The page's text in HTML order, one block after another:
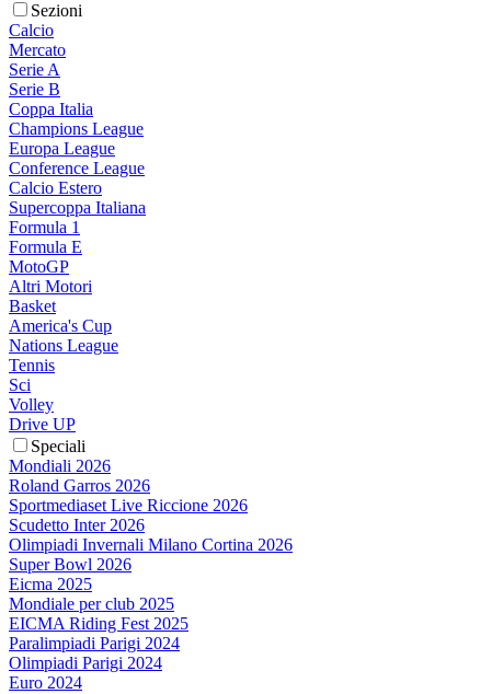
Sezioni
Calcio
Mercato
Serie A
Serie B
Coppa Italia
Champions League
Europa League
Conference League
Calcio Estero
Supercoppa Italiana
Formula 1
Formula E
MotoGP
Altri Motori
Basket
America's Cup
Nations League
Tennis
Sci
Volley
Drive UP
Speciali
Mondiali 2026
Roland Garros 2026
Sportmediaset Live Riccione 2026
Scudetto Inter 2026
Olimpiadi Invernali Milano Cortina 2026
Super Bowl 2026
Eicma 2025
Mondiale per club 2025
EICMA Riding Fest 2025
Paralimpiadi Parigi 2024
Olimpiadi Parigi 2024
Euro 2024